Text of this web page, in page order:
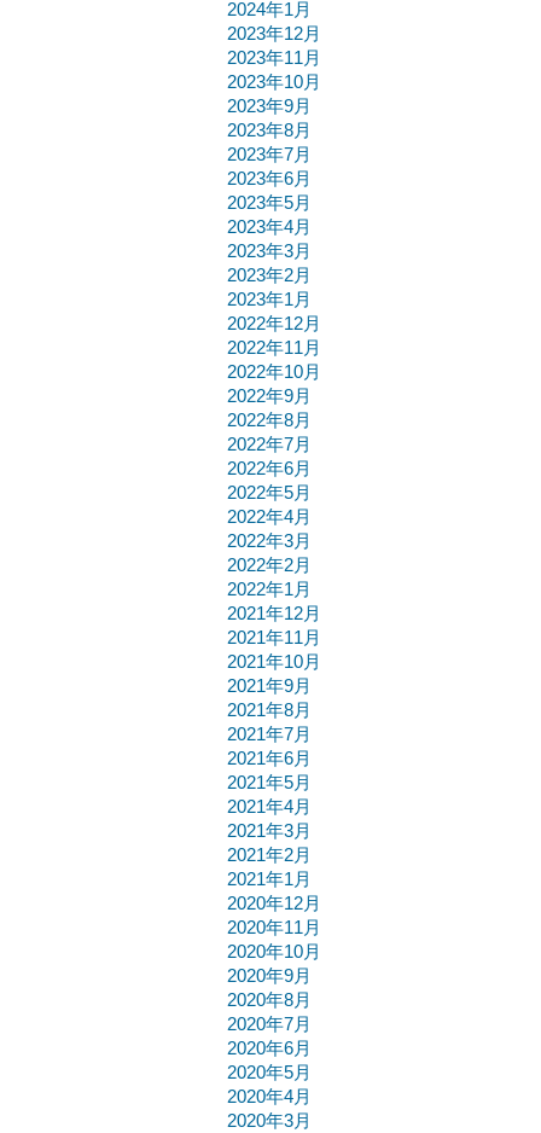
2024年1月
2023年12月
2023年11月
2023年10月
2023年9月
2023年8月
2023年7月
2023年6月
2023年5月
2023年4月
2023年3月
2023年2月
2023年1月
2022年12月
2022年11月
2022年10月
2022年9月
2022年8月
2022年7月
2022年6月
2022年5月
2022年4月
2022年3月
2022年2月
2022年1月
2021年12月
2021年11月
2021年10月
2021年9月
2021年8月
2021年7月
2021年6月
2021年5月
2021年4月
2021年3月
2021年2月
2021年1月
2020年12月
2020年11月
2020年10月
2020年9月
2020年8月
2020年7月
2020年6月
2020年5月
2020年4月
2020年3月